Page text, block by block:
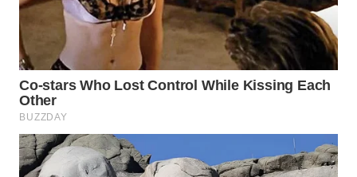
WN
MANDALIKA
WN
LIKUPANG
WN
LABUANBAJO